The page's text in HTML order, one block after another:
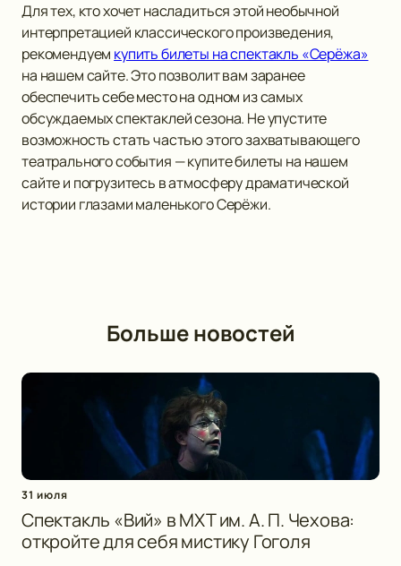
Для тех, кто хочет насладиться этой необычной
интерпретацией классического произведения,
рекомендуем купить билеты на спектакль «Серёжа»
на нашем сайте. Это позволит вам заранее
обеспечить себе место на одном из самых
обсуждаемых спектаклей сезона. Не упустите
возможность стать частью этого захватывающего
театрального события — купите билеты на нашем
сайте и погрузитесь в атмосферу драматической
истории глазами маленького Серёжи.
Больше новостей
31 июля
Спектакль «Вий» в МХТ им. А. П. Чехова:
откройте для себя мистику Гоголя